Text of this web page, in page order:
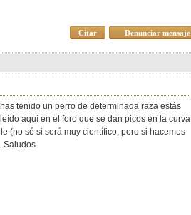
Denunciar mensaje
Citar
tenido un perro de determinada raza estás
aquí en el foro que se dan picos en la curva
(no sé si será muy científico, pero si hacemos